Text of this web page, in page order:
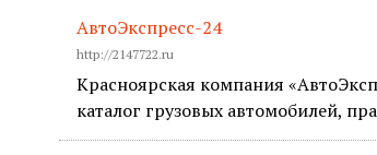
АвтоЭкспресс-24
http://2147722.ru
Красноярская компания
каталог грузовых автомобилей,